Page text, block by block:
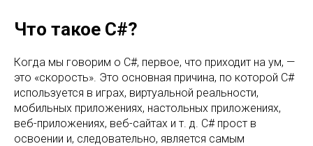
Что такое С#?
Когда мы говорим о C#, первое, что приходит на ум, —
это «скорость». Это основная причина, по которой C#
используется в играх, виртуальной реальности,
мобильных приложениях, настольных приложениях,
веб-приложениях, веб-сайтах и ​​т. д. C# прост в
освоении и, следовательно, является самым